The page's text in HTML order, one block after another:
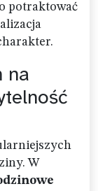
potraktować
na
W